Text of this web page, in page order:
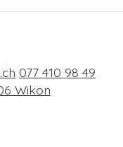
077 410 98 49
Wikon